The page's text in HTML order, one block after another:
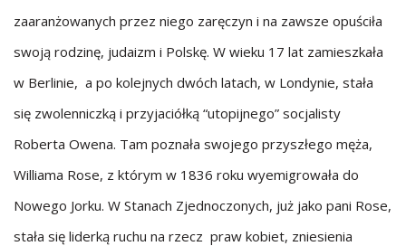
zaaranżowanych przez niego zaręczyn i na zawsze opuściła
swoją rodzinę, judaizm i Polskę. W wieku 17 lat zamieszkała
w Berlinie, a po kolejnych dwóch latach, w Londynie, stała
się zwolenniczką i przyjaciółką “utopijnego” socjalisty
Roberta Owena. Tam poznała swojego przyszłego męża,
Williama Rose, z którym w 1836 roku wyemigrowała do
Nowego Jorku. W Stanach Zjednoczonych, już jako pani Rose,
stała się liderką ruchu na rzecz praw kobiet, zniesienia